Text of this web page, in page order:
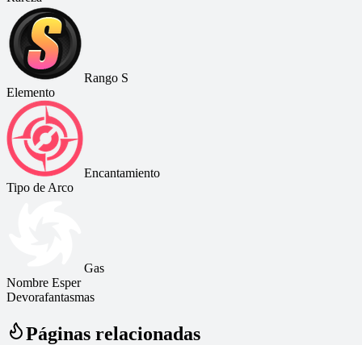
Rango S
Elemento
Encantamiento
Tipo de Arco
Gas
Nombre Esper
Devorafantasmas
Páginas relacionadas